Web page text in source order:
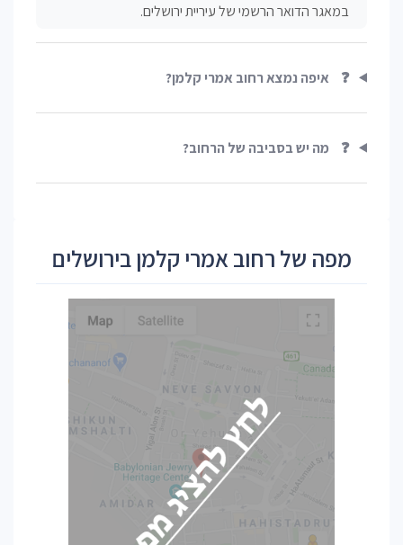
במאגר הדואר הרשמי של עיריית ירושלים.
❓ איפה נמצא רחוב אמרי קלמן?
❓ מה יש בסביבה של הרחוב?
מפה של רחוב אמרי קלמן בירושלים